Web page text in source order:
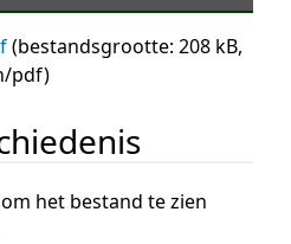
(bestandsgrootte: 208 kB,
pdf)
het bestand te zien